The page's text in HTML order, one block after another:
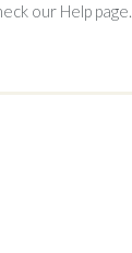
our Help page.